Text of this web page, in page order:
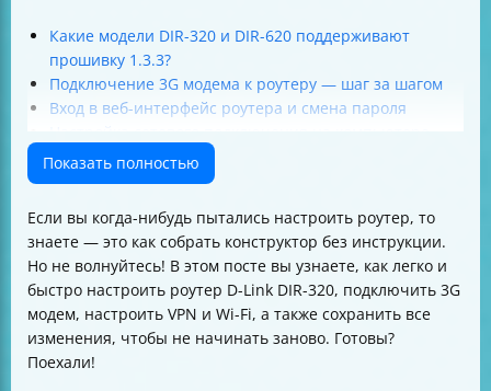
Какие модели DIR-320 и DIR-620 поддерживают
прошивку 1.3.3?
Подключение 3G модема к роутеру — шаг за шагом
Вход в веб-интерфейс роутера и смена пароля
Настройка PPTP VPN соединения
Настройка 3G соединения
Завершение настройки и проверка соединения
Настройка Wi-Fi сети
Почему важно сохранять настройки
Полезные советы перед подключением роутера
Таблица основных данных для входа и настройки
Где искать помощь
Показать полностью
Если вы когда-нибудь пытались настроить роутер, то
знаете — это как собрать конструктор без инструкции.
Но не волнуйтесь! В этом посте вы узнаете, как легко и
быстро настроить роутер D-Link DIR-320, подключить 3G
модем, настроить VPN и Wi-Fi, а также сохранить все
изменения, чтобы не начинать заново. Готовы?
Поехали!